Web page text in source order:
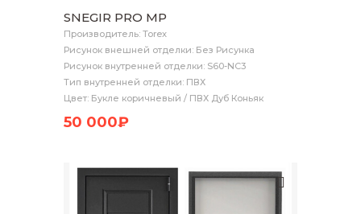
SNEGIR PRO MP
Производитель: Torex
Рисунок внешней отделки: Без Рисунка
Рисунок внутренней отделки: S60-NC3
Тип внутренней отделки: ПВХ
Цвет: Букле коричневый / ПВХ Дуб Коньяк
50 000₽